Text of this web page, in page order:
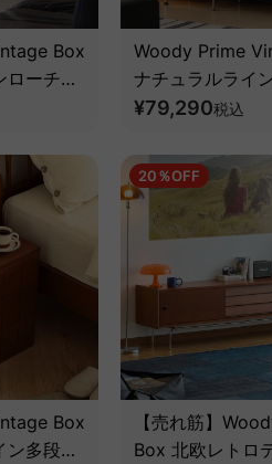
Box
ーチェ
材】
Woody Prime
ナチュラルライ
【高級天然ツゲ材
¥79,290税込
Box
ン多段収
20％OFF
【売れ筋】
Box 北欧レトロ